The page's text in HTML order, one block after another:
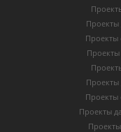
Проекты
Проекты
Проекты
Проекты
Проекты